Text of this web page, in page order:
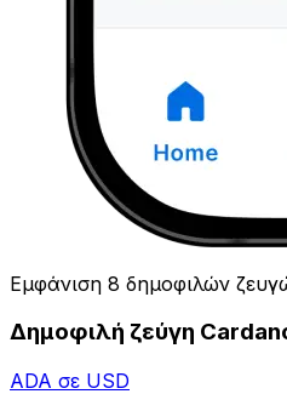
Εμφάνιση 8 δημοφιλών
Δημοφιλή ζεύγη
ADA σε USD